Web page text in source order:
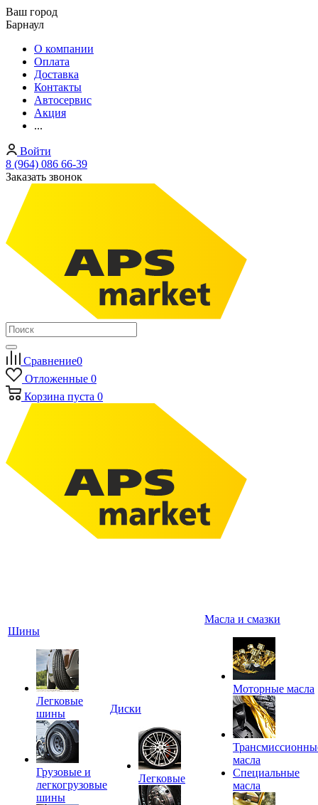
Ваш город
Барнаул
О компании
Оплата
Доставка
Контакты
Автосервис
Акция
...
Войти
8 (964) 086 66-39
Заказать звонок
Сравнение0
Отложенные 0
Корзина пуста 0
Шины
Легковые
шины
Грузовые и
легкогрузовые
шины
Диски
Легковые
Масла и смазки
Моторные масла
масла
Специальные
масла